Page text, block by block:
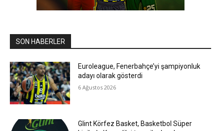
SON HABERLER
Euroleague, Fenerbahçe’yi şampiyonluk
adayı olarak gösterdi
6 Ağustos 2026
Glint Körfez Basket, Basketbol Süper